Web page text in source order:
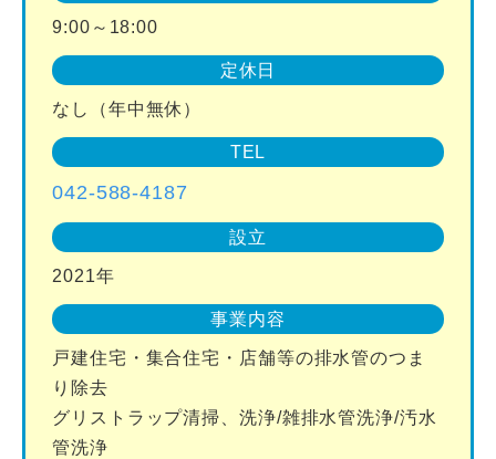
9:00～18:00
定休日
なし（年中無休）
TEL
042-588-4187
設立
2021年
事業内容
戸建住宅・集合住宅・店舗等の排水管のつま
り除去
グリストラップ清掃、洗浄/雑排水管洗浄/汚水
管洗浄